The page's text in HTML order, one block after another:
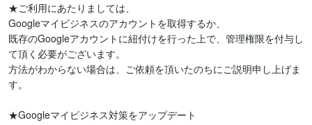
★ご利用にあたりましては、
Googleマイビジネスのアカウントを取得するか、
既存のGoogleアカウントに紐付けを行った上で、管理権限を付与し
て頂く必要がございます。
方法がわからない場合は、ご依頼を頂いたのちにご説明申し上げま
す。
★Googleマイビジネス対策をアップデート